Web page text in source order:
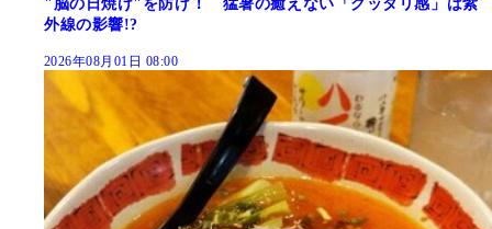
"脳の日焼け"を防げ！ 猛暑の癒えない「グッタリ感」は紫
外線の影響!?
2026年08月01日 08:00